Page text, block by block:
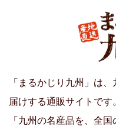
「まるかじり九州」は
届けする通販サイトです。
「九州の名産品を、全